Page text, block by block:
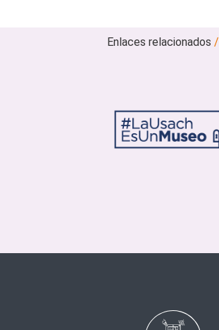
Enlaces relacionados/